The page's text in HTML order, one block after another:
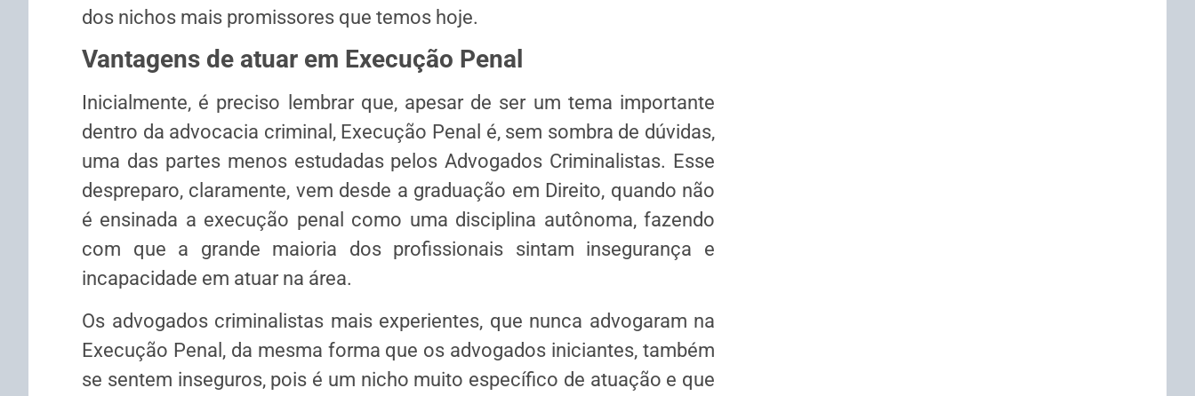
dos nichos mais promissores que temos hoje.
Vantagens de atuar em Execução Penal
Inicialmente, é preciso lembrar que, apesar de ser um tema importante
dentro da advocacia criminal, Execução Penal é, sem sombra de dúvidas,
uma das partes menos estudadas pelos Advogados Criminalistas. Esse
despreparo, claramente, vem desde a graduação em Direito, quando não
é ensinada a execução penal como uma disciplina autônoma, fazendo
com que a grande maioria dos profissionais sintam insegurança e
incapacidade em atuar na área.
Os advogados criminalistas mais experientes, que nunca advogaram na
Execução Penal, da mesma forma que os advogados iniciantes, também
se sentem inseguros, pois é um nicho muito específico de atuação e que